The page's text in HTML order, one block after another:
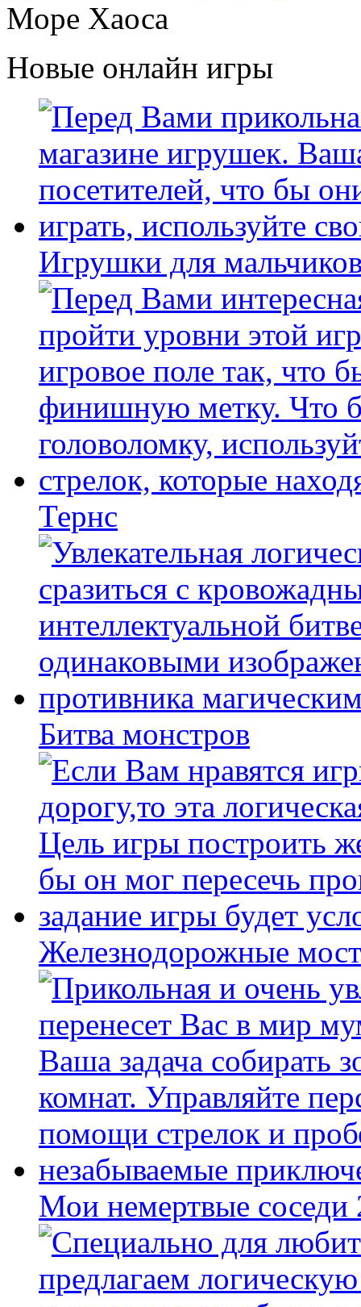
Море Хаоса
Новые онлайн игры
Игрушки для
Тернс
Битва монстров
Железнодорожные
Мои немертвые